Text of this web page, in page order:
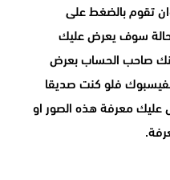
تقوم بالضغط على
سوف يعرض عليك
صاحب الحساب بعرض
فلو كنت صديقا
معرفة هذه الصور او